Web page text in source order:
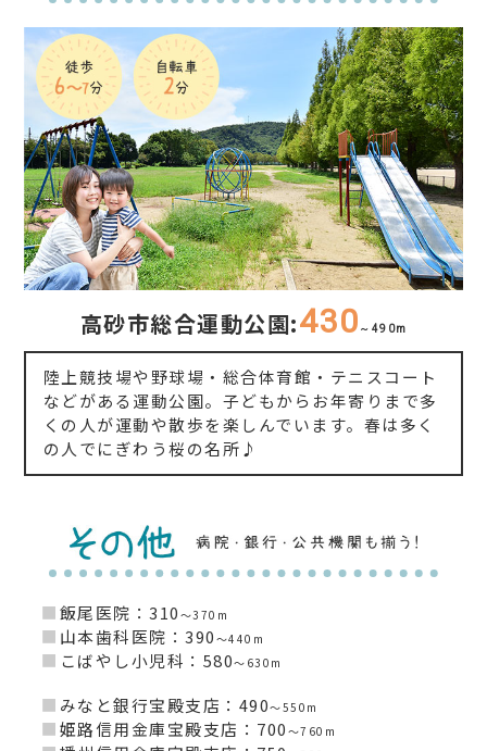
高砂市総合運動公園:430 ～490m
陸上競技場や野球場・総合体育館・テニスコート
などがある運動公園。子どもからお年寄りまで多
くの人が運動や散歩を楽しんでいます。春は多く
の人でにぎわう桜の名所♪
■飯尾医院：310 ～370m
■ 山本歯科医院：390 ～440m
■ こばやし小児科：580～630m
■ みなと銀行宝殿支店：490～550m
■姫路信用金庫宝殿支店：700 ～760m